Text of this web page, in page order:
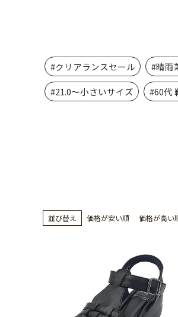
#クリアランスセール #晴雨
#21.0～小さいサイズ #60代
並び替え 価格が安い順 価格が高い